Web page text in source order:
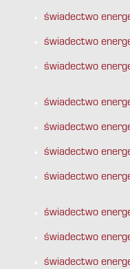
świadectwo
świadectwo
świadectwo
świadectwo
świadectwo
świadectwo
świadectwo
świadectwo
świadectwo
świadectwo